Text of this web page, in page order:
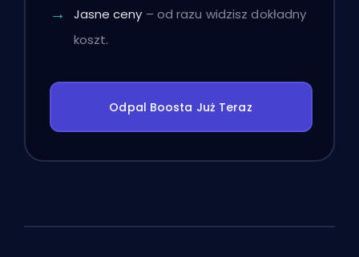
Jasne ceny – od razu widzisz dokładny
koszt.
Odpal Boosta Już Teraz